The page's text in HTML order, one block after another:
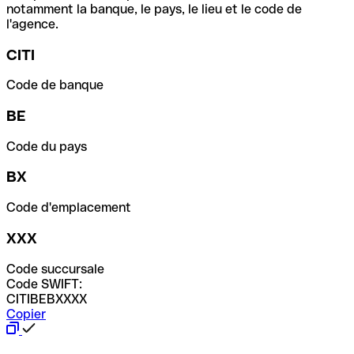
notamment la banque, le pays, le lieu et le code de
l'agence.
CITI
Code de banque
BE
Code du pays
BX
Code d'emplacement
XXX
Code succursale
Code SWIFT:
CITIBEBXXXX
Copier